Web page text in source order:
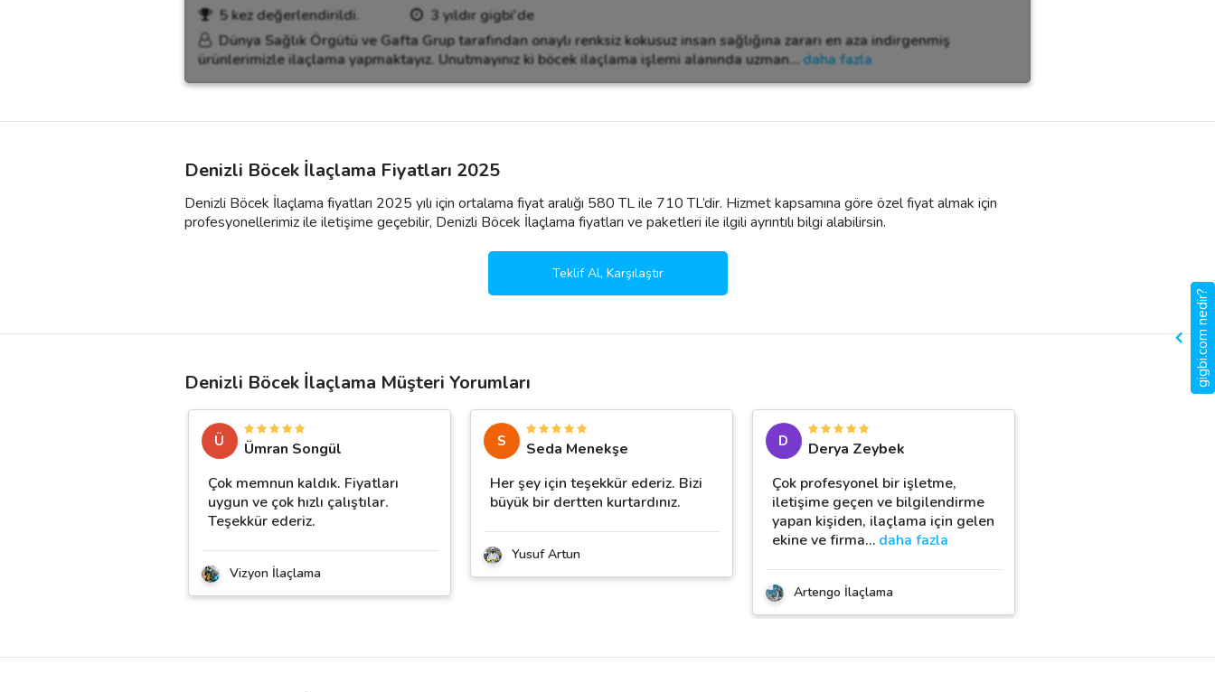
5 kez değerlendirildi.
3 yıldır gigbi'de
Dünya Sağlık Örgütü ve Gafta Grup tarafından onaylı renksiz kokusuz insan sağlığına zararı en aza indirgenmiş
ürünlerimizle ilaçlama yapmaktayız. Unutmayınız ki böcek ilaçlama işlemi alanında uzman… daha fazla
Denizli Böcek İlaçlama Fiyatları 2025
Denizli Böcek İlaçlama fiyatları 2025 yılı için ortalama fiyat aralığı 580 TL ile 710 TL’dir. Hizmet kapsamına göre özel fiyat almak için
profesyonellerimiz ile iletişime geçebilir, Denizli Böcek İlaçlama fiyatları ve paketleri ile ilgili ayrıntılı bilgi alabilirsin.
Teklif Al, Karşılaştır
Denizli Böcek İlaçlama Müşteri Yorumları
Ü
Ümran Songül
Çok memnun kaldık. Fiyatları
uygun ve çok hızlı çalıştılar.
Teşekkür ederiz.
Vizyon İlaçlama
S
Seda Menekşe
Her şey için teşekkür ederiz. Bizi
büyük bir dertten kurtardınız.
Yusuf Artun
D
Derya Zeybek
Çok profesyonel bir işletme,
iletişime geçen ve bilgilendirme
yapan kişiden, ilaçlama için gelen
ekine ve firma… daha fazla
Artengo İlaçlama
gigbi.com nedir?